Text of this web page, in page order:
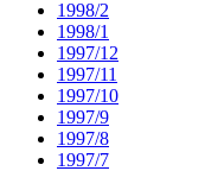
1998/2
1998/1
1997/12
1997/11
1997/10
1997/9
1997/8
1997/7